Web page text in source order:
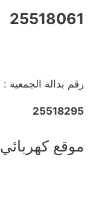
25518061
رقم بدالة الجمعية :
25518295
موقع